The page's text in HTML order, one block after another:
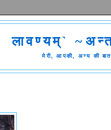
लावण्यम्`
मेरी, आपकी, अन्य की बात